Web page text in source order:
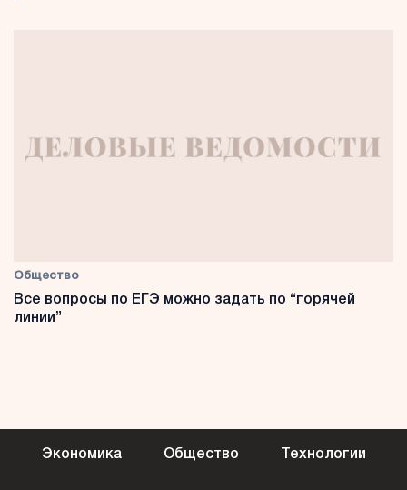
Общество
Все вопросы по ЕГЭ можно задать по “горячей
линии”
Экономика Общество Технологии